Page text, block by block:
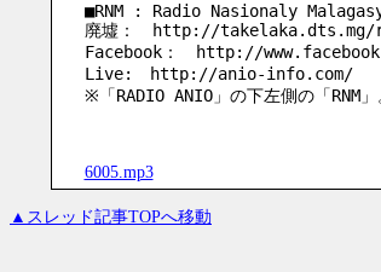
■RNM : Radio Nasionaly
廃墟：　http://takelaka.dts.mg/
Facebook：　http://
Live:　http://anio-info.com/
※「RADIO ANIO」の下左側の「RNM
6005.mp3
▲スレッド記事TOPへ移動